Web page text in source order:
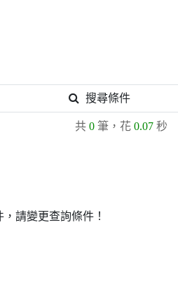
搜尋條件
共 0 筆，花 0.07 秒
請變更查詢條件！